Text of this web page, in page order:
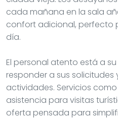
cada mañana en la sala
confort adicional, perfecto
día.
El personal atento está a
responder a sus
actividades. Servicios
asistencia para visitas
oferta pensada para